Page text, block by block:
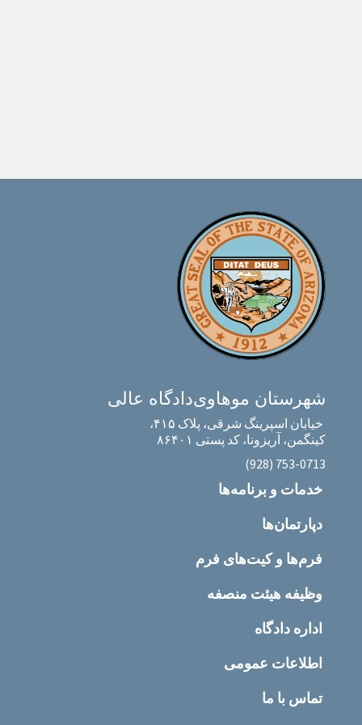
دادگاه عالیشهرستان موهاوی
خیابان اسپرینگ شرقی، پلاک ۴۱۵،
کینگمن، آریزونا، کد پستی ۸۶۴۰۱
‎(928) 753-0713‎
خدمات و برنامه‌ها
دپارتمان‌ها
فرم‌ها و کیت‌های فرم
وظیفه هیئت منصفه
اداره دادگاه
اطلاعات عمومی
تماس با ما